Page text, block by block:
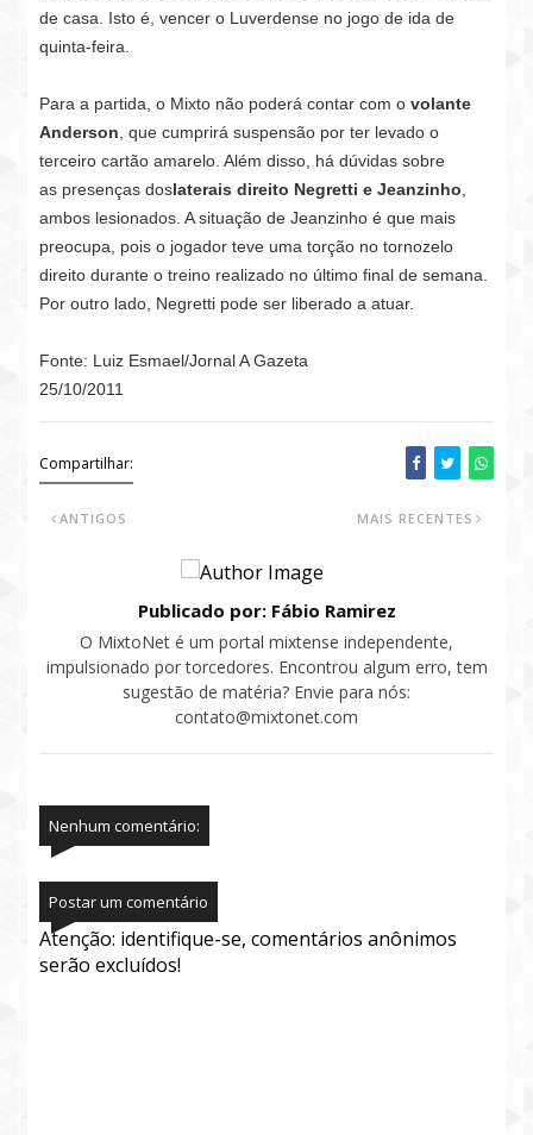
de casa. Isto é, vencer o Luverdense no jogo de ida de
quinta-feira.
Para a partida, o Mixto não poderá contar com ovolante
Anderson , que cumprirá suspensão por ter levado o
terceiro cartão amarelo. Além disso, há dúvidas sobre
as presenças doslaterais direito Negretti e Jeanzinho
ambos lesionados. A situação de Jeanzinho é que mais
preocupa, pois o jogador teve uma torção no tornozelo
direito durante o treino realizado no último final de semana.
Por outro lado, Negretti pode ser liberado a atuar.
Fonte: Luiz Esmael/Jornal A Gazeta
25/10/2011
Compartilhar:
MAIS RECENTES
ANTIGOS
Publicado por: Fábio Ramirez
O MixtoNet é um portal mixtense independente,
impulsionado por torcedores. Encontrou algum erro, tem
sugestão de matéria? Envie para nós:
contato@mixtonet.com
Nenhum comentário:
Postar um comentário
Atenção: identifique-se, comentários anônimos
serão excluídos!